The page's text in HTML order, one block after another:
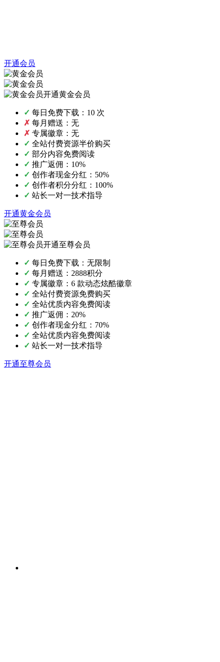
开通会员
开通黄金会员
✓ 每日免费下载：10 次
✗ 每月赠送：无
✗ 专属徽章：无
✓ 全站付费资源半价购买
✓ 部分内容免费阅读
✓ 推广返佣：10%
✓ 创作者现金分红：50%
✓ 创作者积分分红：100%
✓ 站长一对一技术指导
开通黄金会员
开通至尊会员
✓ 每日免费下载：无限制
✓ 每月赠送：2888积分
✓ 专属徽章：6 款动态炫酷徽章
✓ 全站付费资源免费购买
✓ 全站优质内容免费阅读
✓ 推广返佣：20%
✓ 创作者现金分红：70%
✓ 全站优质内容免费阅读
✓ 站长一对一技术指导
开通至尊会员